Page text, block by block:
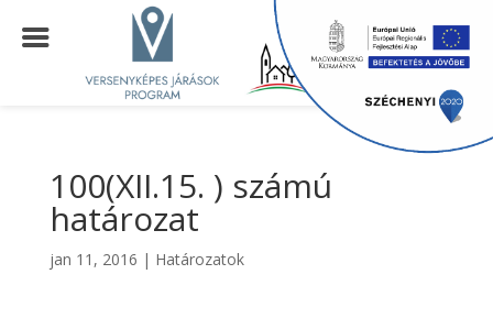
100(XII.15. ) számú
határozat
jan 11, 2016 | Határozatok